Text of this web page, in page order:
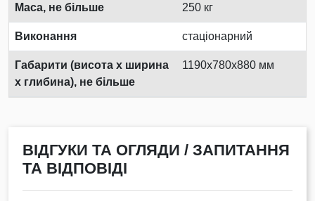
Маса, не більше 250 кг
Виконання стаціонарний
Габарити (висота х ширина
х глибина), не більше
1190х780х880 мм
ВІДГУКИ ТА ОГЛЯДИ / ЗАПИТАННЯ
ТА ВІДПОВІДІ